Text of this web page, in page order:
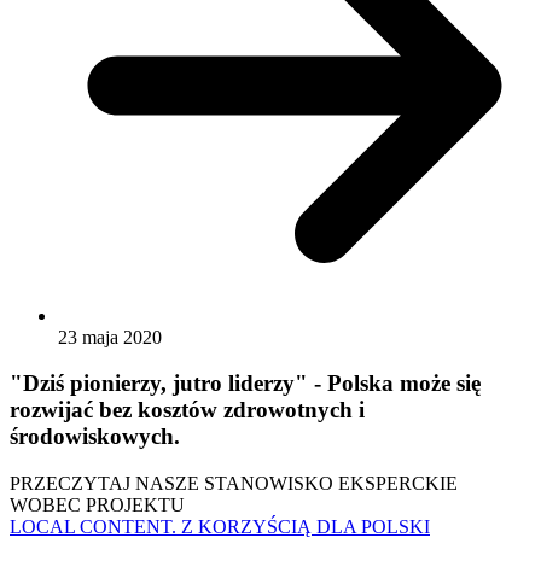
23 maja 2020
"Dziś pionierzy, jutro liderzy" - Polska może się
rozwijać bez kosztów zdrowotnych i
środowiskowych.
PRZECZYTAJ NASZE STANOWISKO EKSPERCKIE
WOBEC PROJEKTU
LOCAL CONTENT. Z KORZYŚCIĄ DLA POLSKI